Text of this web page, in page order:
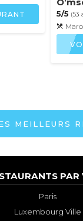
5/5 (53
MEILLEURS
PAR
Paris
Luxembourg Ville